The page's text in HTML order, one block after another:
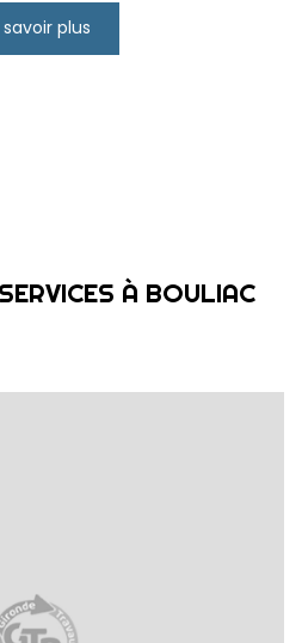
savoir plus
À BOULIAC